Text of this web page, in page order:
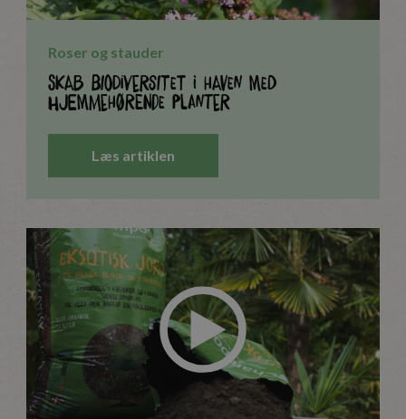
Roser og stauder
Skab Biodiversitet i Haven med
Hjemmehørende Planter
Læs artiklen